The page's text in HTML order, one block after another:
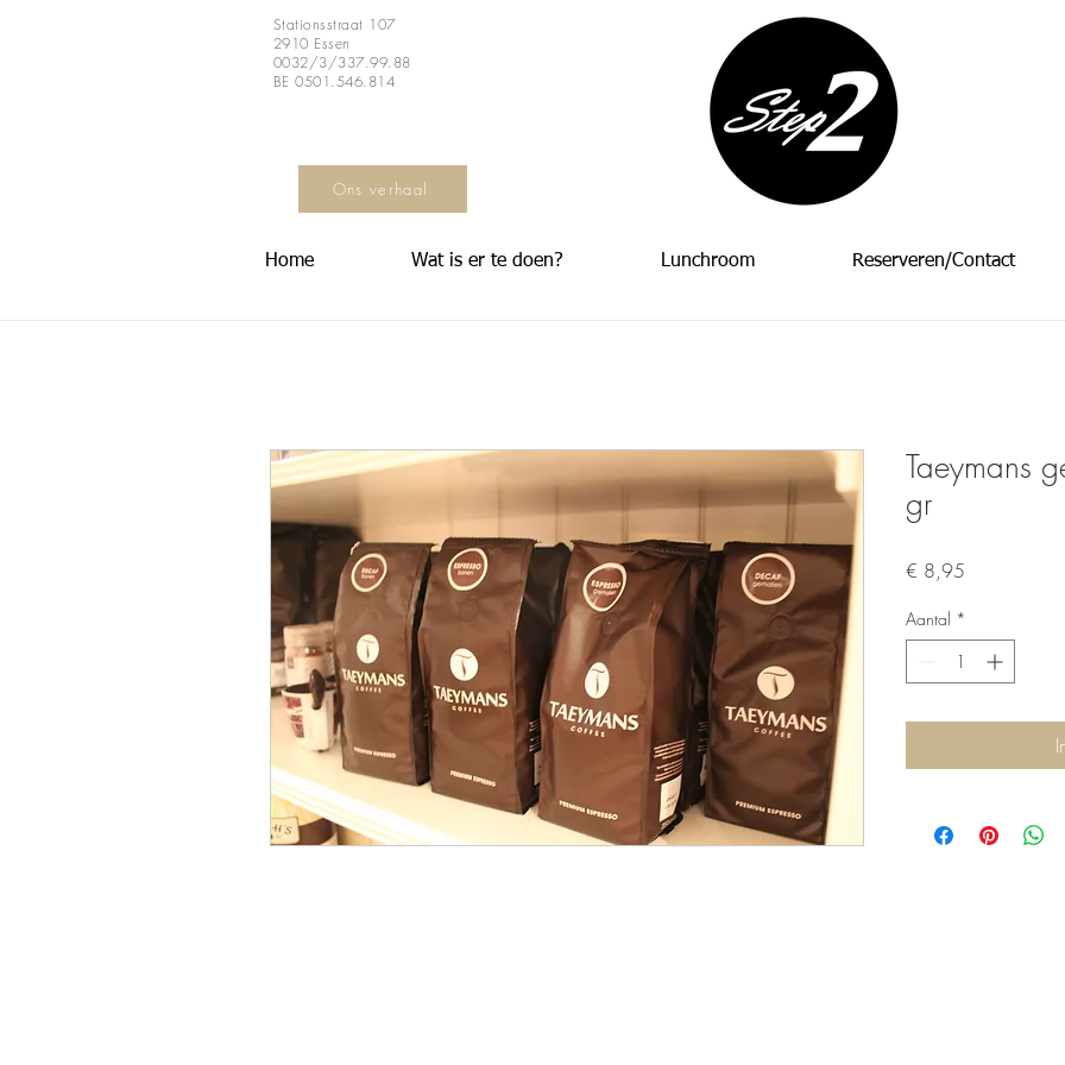
Stationsstraat 107
2910 Essen
0032/3/337.99.88
BE 0501.546.814
Ons verhaal
Home Wat is er te doen? Lunchroom Reserveren/Contact
Taeymans
gr
€ 8,95
Aantal *